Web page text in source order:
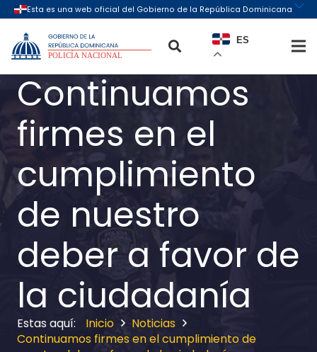
ES
Continuamos
firmes en el
cumplimiento
de nuestro
deber a favor de
la ciudadanía
Inicio
Noticias
Continuamos firmes en el cumplimiento de